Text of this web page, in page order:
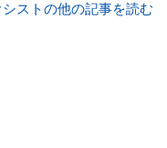
います。毎日トレン
ストの他の記事を読む